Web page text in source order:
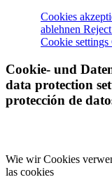
Cookies
ablehnen
Cookie settings
Cookie- und
data protection
protección de
Wie wir Cookies
las cookies